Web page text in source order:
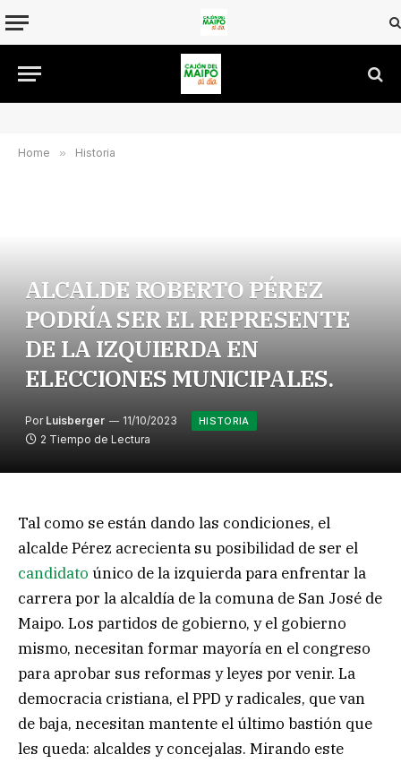
Home » Historia
ALCALDE ROBERTO PÉREZ
PODRÍA SER EL REPRESENTE
DE LA IZQUIERDA EN
ELECCIONES MUNICIPALES.
Por Luisberger 11/10/2023 HISTORIA
2 Tiempo de Lectura
Tal como se están dando las condiciones, el
alcalde Pérez acrecienta su posibilidad de ser el
candidato único de la izquierda para enfrentar la
carrera por la alcaldía de la comuna de San José de
Maipo. Los partidos de gobierno, y el gobierno
mismo, necesitan formar mayoría en el congreso
para aprobar sus reformas y leyes por venir. La
democracia cristiana, el PPD y radicales, que van
de baja, necesitan mantente el último bastión que
les queda: alcaldes y concejalas. Mirando este